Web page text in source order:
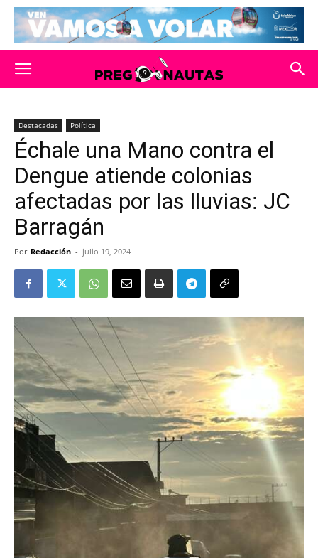
Destacadas Política
Échale una Mano contra el
Dengue atiende colonias
afectadas por las lluvias: JC
Barragán
Por Redacción - julio 19, 2024